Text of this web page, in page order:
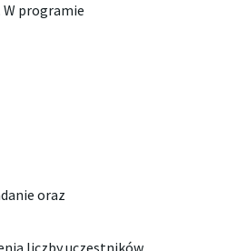
programie
oraz
liczby uczestników